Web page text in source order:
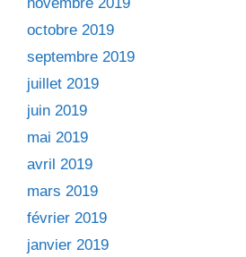
octobre 2019
septembre 2019
juillet 2019
juin 2019
mai 2019
avril 2019
mars 2019
février 2019
janvier 2019